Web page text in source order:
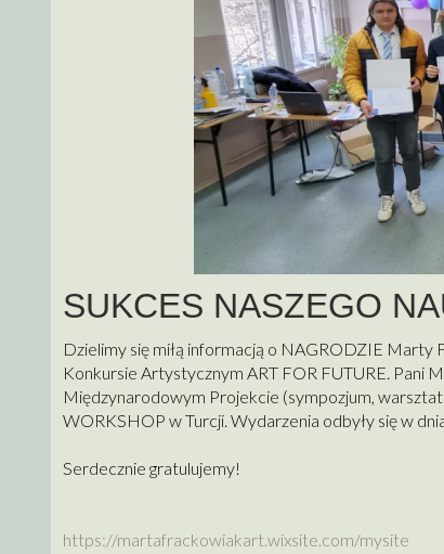
SUKCES NASZEGO
Dzielimy się miłą informacją o NAGRODZIE
Konkursie Artystycznym ART FOR FUTURE. Pani
Międzynarodowym Projekcie (sympozjum,
WORKSHOP w Turcji. Wydarzenia odbyły się w
Serdecznie gratulujemy!
https://martafrackowiakart.wixsite.com/mysite